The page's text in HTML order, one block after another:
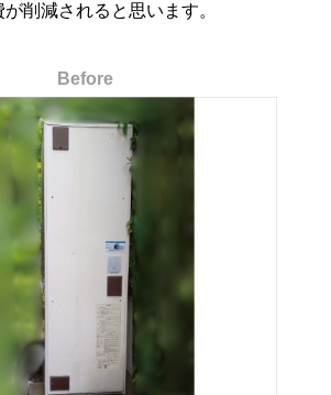
削減されると思います。
Before